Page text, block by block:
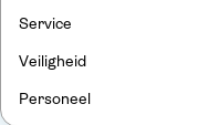
Service
Veiligheid
Personeel